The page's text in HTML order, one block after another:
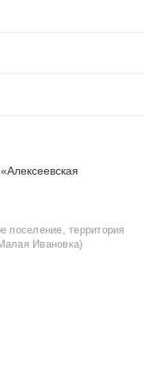
поселение, территория
Ивановка)